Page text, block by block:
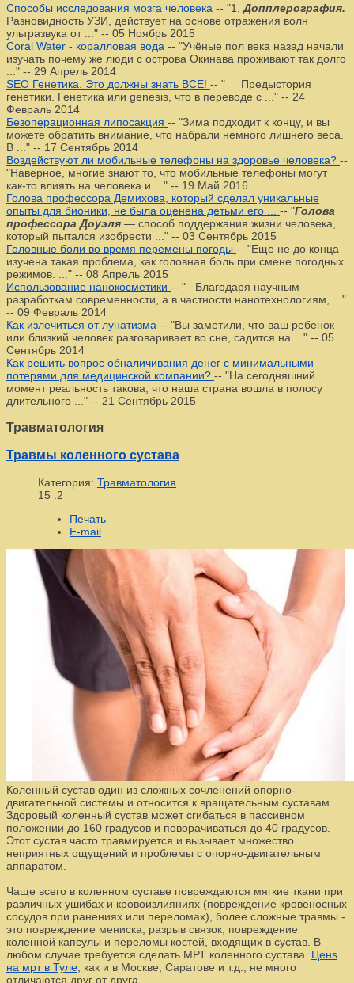
Способы исследования мозга человека -- "1. Допплерография.
Разновидность УЗИ, действует на основе отражения волн
ультразвука от ..." -- 05 Ноябрь 2015
Coral Water - коралловая вода -- "Учёные пол века назад начали
изучать почему же люди с острова Окинава проживают так долго
..." -- 29 Апрель 2014
SEO Генетика. Это должны знать ВСЕ! -- " Предыстория
генетики. Генетика или genesis, что в переводе с ..." -- 24
Февраль 2014
Безоперационная липосакция -- "Зима подходит к концу, и вы
можете обратить внимание, что набрали немного лишнего веса.
В ..." -- 17 Сентябрь 2014
Воздействуют ли мобильные телефоны на здоровье человека? --
"Наверное, многие знают то, что мобильные телефоны могут
как-то влиять на человека и ..." -- 19 Май 2016
Голова профессора Демихова, который сделал уникальные
опыты для бионики, не была оценена детьми его ... -- "Голова
профессора Доуэля — способ поддержания жизни человека,
который пытался изобрести ..." -- 03 Сентябрь 2015
Головные боли во время перемены погоды -- "Еще не до конца
изучена такая проблема, как головная боль при смене погодных
режимов. ..." -- 08 Апрель 2015
Использование нанокосметики -- " Благодаря научным
разработкам современности, а в частности нанотехнологиям, ..."
-- 09 Февраль 2014
Как излечиться от лунатизма -- "Вы заметили, что ваш ребенок
или близкий человек разговаривает во сне, садится на ..." -- 05
Сентябрь 2014
Как решить вопрос обналичивания денег с минимальными
потерями для медицинской компании? -- "На сегодняшний
момент реальность такова, что наша страна вошла в полосу
длительного ..." -- 21 Сентябрь 2015
Травматология
Травмы коленного сустава
Категория: Травматология
15
.2
Печать
E-mail
Коленный сустав один из сложных сочленений опорно-
двигательной системы и относится к вращательным суставам.
Здоровый коленный сустав может сгибаться в пассивном
положении до 160 градусов и поворачиваться до 40 градусов.
Этот сустав часто травмируется и вызывает множество
неприятных ощущений и проблемы с опорно-двигательным
аппаратом.
Чаще всего в коленном суставе повреждаются мягкие ткани при
различных ушибах и кровоизлияниях (повреждение кровеносных
сосудов при ранениях или переломах), более сложные травмы -
это повреждение мениска, разрыв связок, повреждение
коленной капсулы и переломы костей, входящих в сустав. В
любом случае требуется сделать МРТ коленного сустава. Ценs
на мрт в Туле , как и в Москве, Саратове и т.д., не много
отличаются друг от друга.